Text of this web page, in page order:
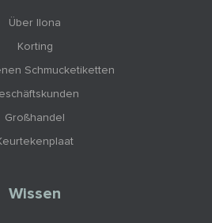
Über Ilona
Korting
Schmucketiketten
Großhandel
Wissen